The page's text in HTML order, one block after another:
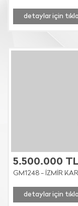
detaylar için
5.500.000 TL
GM1248 - İZMİR
detaylar için